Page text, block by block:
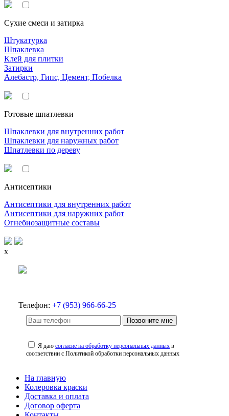
Сухие смеси и затирка
Штукатурка
Шпаклевка
Клей для плитки
Затирки
Алебастр, Гипс, Цемент, Побелка
Готовые шпатлевки
Шпаклевки для внутренних работ
Шпаклевки для наружных работ
Шпатлевки по дереву
Антисептики
Антисептики для внутренних работ
Антисептики для наружних работ
Огнебиозащитные составы
x
Телефон: +7 (953) 966-66-25
Позвоните мне
Я даюсогласие на обработку персональных данных в
соответствии с Политикой обработки персональных данных
На главную
Колеровка краски
Доставка и оплата
Договор оферта